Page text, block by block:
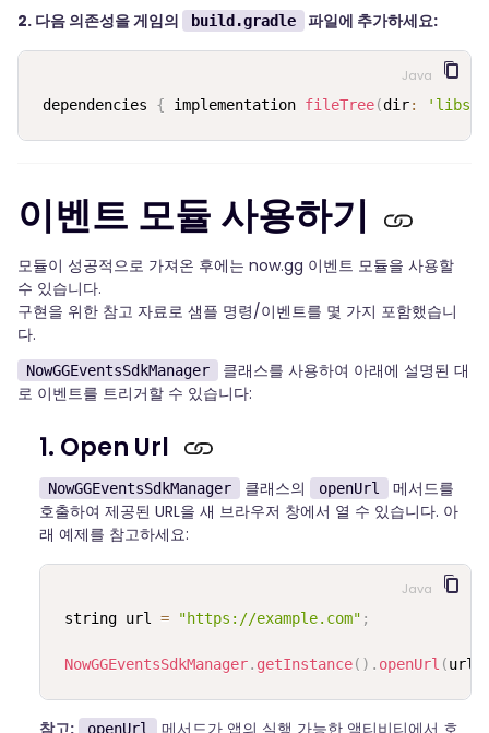
2. 다음 의존성을 게임의 build.gradle 파일에 추가하세요:
dependencies { implementation fileTree(dir: 'libs'
Java
이벤트 모듈 사용하기
모듈이 성공적으로 가져온 후에는 now.gg 이벤트 모듈을 사용할
수 있습니다.
구현을 위한 참고 자료로 샘플 명령/이벤트를 몇 가지 포함했습니
다.
NowGGEventsSdkManager
클래스를 사용하여 아래에 설명된 대
로 이벤트를 트리거할 수 있습니다:
1. Open Url
NowGGEventsSdkManager 클래스의 openUrl
메서드를
호출하여 제공된 URL을 새 브라우저 창에서 열 수 있습니다. 아
래 예제를 참고하세요:
string url = "https://example.com" ;
NowGGEventsSdkManager. getInstance( ) . openUrl (url
Java
openUrl